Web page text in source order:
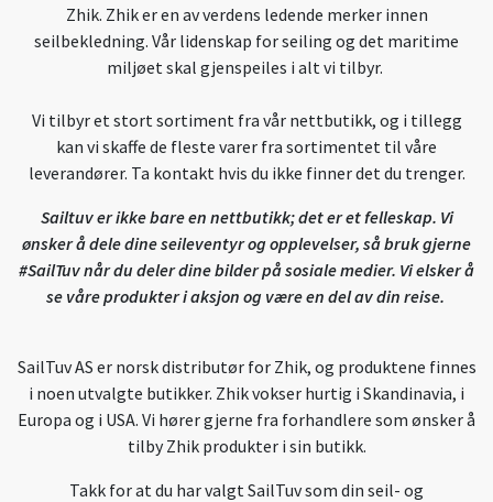
Zhik. Zhik er en av verdens ledende merker innen
seilbekledning. Vår lidenskap for seiling og det maritime
miljøet skal gjenspeiles i alt vi tilbyr.
Vi tilbyr et stort sortiment fra vår nettbutikk, og i tillegg
kan vi skaffe de fleste varer fra sortimentet til våre
leverandører. Ta kontakt hvis du ikke finner det du trenger.
Sailtuv er ikke bare en nettbutikk; det er et felleskap. Vi
ønsker å dele dine seileventyr og opplevelser, så bruk gjerne
#SailTuv når du deler dine bilder på sosiale medier. Vi elsker å
se våre produkter i aksjon og være en del av din reise.
SailTuv AS er norsk distributør for Zhik, og produktene finnes
i noen utvalgte butikker. Zhik vokser hurtig i Skandinavia, i
Europa og i USA. Vi hører gjerne fra forhandlere som ønsker å
tilby Zhik produkter i sin butikk.
Takk for at du har valgt SailTuv som din seil- og